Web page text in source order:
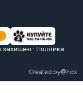
· Політика
Created by@Fox